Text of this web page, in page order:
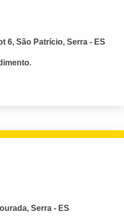
6, São Patrício, Serra - ES
Serra - ES